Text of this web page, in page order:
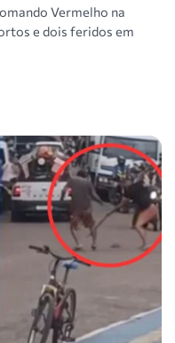
Vermelho na
e dois feridos em